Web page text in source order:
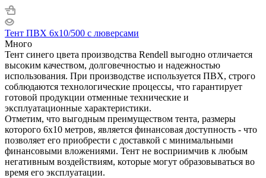
Тент ПВХ 6х10/500 с люверсами
Много
Тент синего цвета производства Rendell выгодно отличается
высоким качеством, долговечностью и надежностью
использования. При производстве используется ПВХ, строго
соблюдаются технологические процессы, что гарантирует
готовой продукции отменные технические и
эксплуатационные характеристики.
Отметим, что выгодным преимуществом тента, размеры
которого 6х10 метров, является финансовая доступность - что
позволяет его приобрести с доставкой с минимальными
финансовыми вложениями. Тент не восприимчив к любым
негативным воздействиям, которые могут образовываться во
время его эксплуатации.